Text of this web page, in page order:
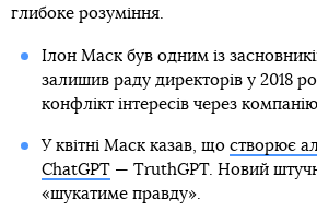
глибоке розуміння.
Ілон Маск був одним із
залишив раду директорів у 2018
конфлікт інтересів через
У квітні Маск казав, що створює
ChatGPT— TruthGPT. Новий
«шукатиме правду».